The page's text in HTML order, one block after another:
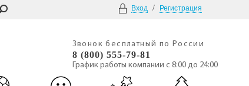
Вход / Регистрация
Звонок бесплатный по России
8 (800) 555-79-81
График работы компании с 8:00 до 24:00